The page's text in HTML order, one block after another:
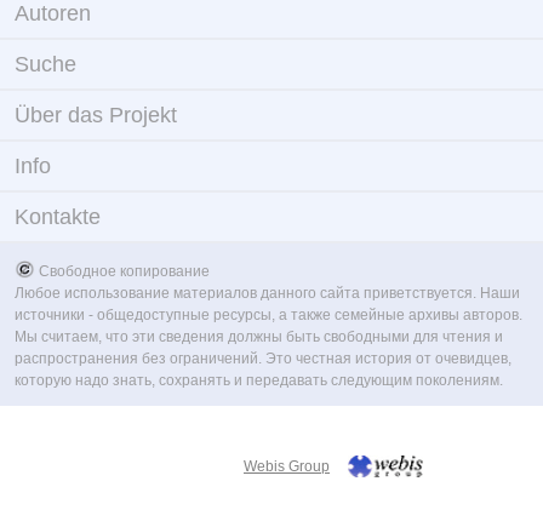
Autoren
Suche
Über das Projekt
Info
Kontakte
Свободное копирование
Любое использование материалов данного сайта приветствуется. Наши
источники - общедоступные ресурсы, а также семейные архивы авторов.
Мы считаем, что эти сведения должны быть свободными для чтения и
распространения без ограничений. Это честная история от очевидцев,
которую надо знать, сохранять и передавать следующим поколениям.
Webis Group